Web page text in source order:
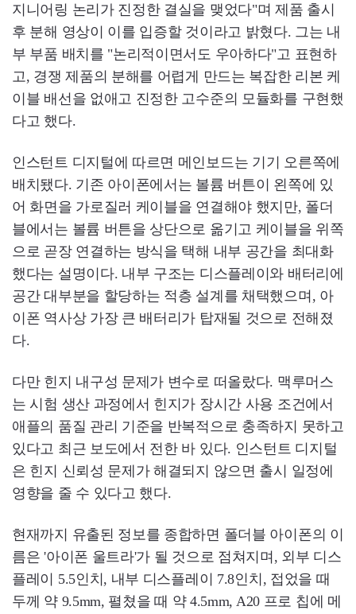
지니어링 논리가 진정한 결실을 맺었다"며 제품 출시
후 분해 영상이 이를 입증할 것이라고 밝혔다. 그는 내
부 부품 배치를 "논리적이면서도 우아하다"고 표현하
고, 경쟁 제품의 분해를 어렵게 만드는 복잡한 리본 케
이블 배선을 없애고 진정한 고수준의 모듈화를 구현했
다고 했다.
인스턴트 디지털에 따르면 메인보드는 기기 오른쪽에
배치됐다. 기존 아이폰에서는 볼륨 버튼이 왼쪽에 있
어 화면을 가로질러 케이블을 연결해야 했지만, 폴더
블에서는 볼륨 버튼을 상단으로 옮기고 케이블을 위쪽
으로 곧장 연결하는 방식을 택해 내부 공간을 최대화
했다는 설명이다. 내부 구조는 디스플레이와 배터리에
공간 대부분을 할당하는 적층 설계를 채택했으며, 아
이폰 역사상 가장 큰 배터리가 탑재될 것으로 전해졌
다.
다만 힌지 내구성 문제가 변수로 떠올랐다. 맥루머스
는 시험 생산 과정에서 힌지가 장시간 사용 조건에서
애플의 품질 관리 기준을 반복적으로 충족하지 못하고
있다고 최근 보도에서 전한 바 있다. 인스턴트 디지털
은 힌지 신뢰성 문제가 해결되지 않으면 출시 일정에
영향을 줄 수 있다고 했다.
현재까지 유출된 정보를 종합하면 폴더블 아이폰의 이
름은 '아이폰 울트라'가 될 것으로 점쳐지며, 외부 디스
플레이 5.5인치, 내부 디스플레이 7.8인치, 접었을 때
두께 약 9.5mm, 펼쳤을 때 약 4.5mm, A20 프로 칩에 메